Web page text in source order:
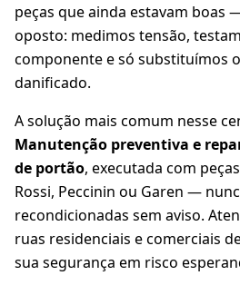
peças que ainda estavam boas
oposto: medimos tensão,
componente e só substituímos
danificado.
A solução mais comum nesse
Manutenção preventiva e
de portão, executada com
Rossi, Peccinin ou Garen —
recondicionadas sem aviso.
ruas residenciais e comerciais
sua segurança em risco